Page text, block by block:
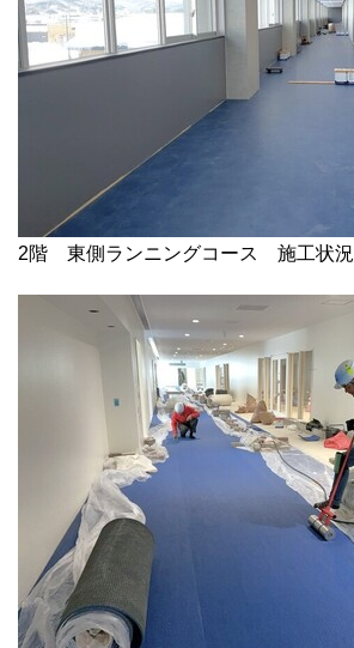
2階 東側ランニングコース 施工状況